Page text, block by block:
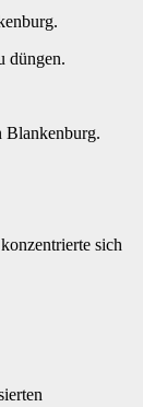
düngen.
Blankenburg.
sich